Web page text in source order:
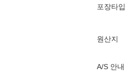
포장타입
원산지
A/S 안내